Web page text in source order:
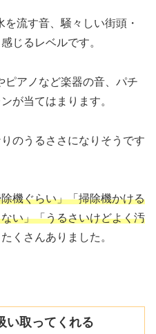
流す音、騒々しい街頭・
じるレベルです。
アノなど楽器の音、パチ
が当てはまります。
のうるささになりそうです
機ぐらい」「掃除機かける
い」「うるさいけどよく汚
くさんありました。
い取ってくれる